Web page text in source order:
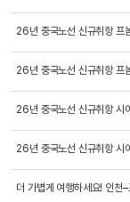
26년 중국노선 신규취항 프
26년 중국노선 신규취항 프
26년 중국노선 신규취항 시
26년 중국노선 신규취항 시
더 가볍게 여행하세요! 인